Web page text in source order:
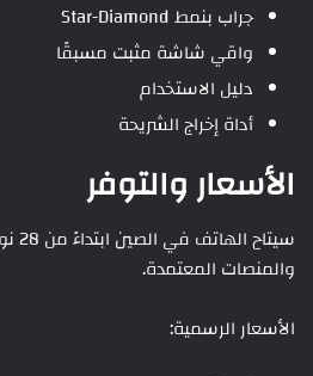
جراب بنمط Star-Diamond
واقي شاشة مثبت مسبقًا
دليل الاستخدام
أداة إخراج الشريحة
الأسعار والتوفر
والمنصات المعتمدة.
الأسعار الرسمية: